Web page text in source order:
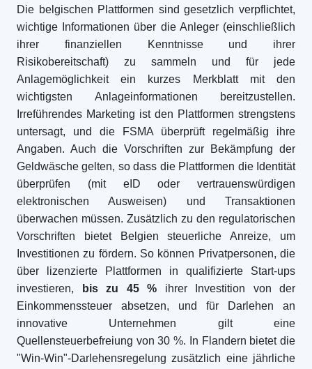
Die belgischen Plattformen sind gesetzlich verpflichtet,
wichtige Informationen über die Anleger (einschließlich
ihrer finanziellen Kenntnisse und ihrer
Risikobereitschaft) zu sammeln und für jede
Anlagemöglichkeit ein kurzes Merkblatt mit den
wichtigsten Anlageinformationen bereitzustellen.
Irreführendes Marketing ist den Plattformen strengstens
untersagt, und die FSMA überprüft regelmäßig ihre
Angaben. Auch die Vorschriften zur Bekämpfung der
Geldwäsche gelten, so dass die Plattformen die Identität
überprüfen (mit eID oder vertrauenswürdigen
elektronischen Ausweisen) und Transaktionen
überwachen müssen. Zusätzlich zu den regulatorischen
Vorschriften bietet Belgien steuerliche Anreize, um
Investitionen zu fördern. So können Privatpersonen, die
über lizenzierte Plattformen in qualifizierte Start-ups
investieren,
bis zu 45 % ihrer Investition von der
Einkommenssteuer absetzen, und für Darlehen an
innovative Unternehmen gilt eine
Quellensteuerbefreiung von 30 %. In Flandern bietet die
"Win-Win"-Darlehensregelung zusätzlich eine jährliche